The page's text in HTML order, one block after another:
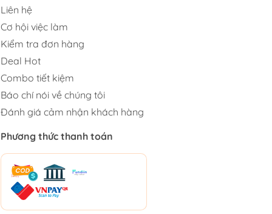
Liên hệ
Cơ hội việc làm
Kiểm tra đơn hàng
Deal Hot
Combo tiết kiệm
Báo chí nói về chúng tôi
Đánh giá cảm nhận khách hàng
Phương thức thanh toán